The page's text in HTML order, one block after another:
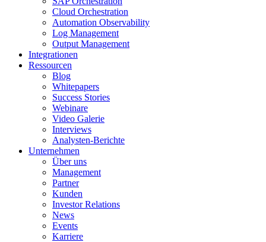
Cloud Orchestration
Automation Observability
Log Management
Output Management
Integrationen
Ressourcen
Blog
Whitepapers
Success Stories
Webinare
Video Galerie
Interviews
Analysten-Berichte
Unternehmen
Über uns
Management
Partner
Kunden
Investor Relations
News
Events
Karriere